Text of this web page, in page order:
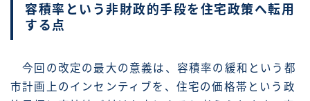
容積率という非財政的手段を住宅政策へ転用
する点
今回の改定の最大の意義は、容積率の緩和という都
市計画上のインセンティブを、住宅の価格帯という政